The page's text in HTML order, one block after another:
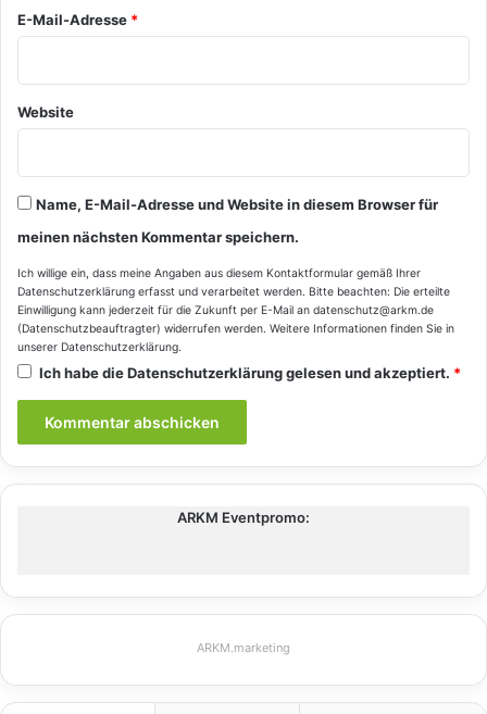
E-Mail-Adresse *
Website
Name, E-Mail-Adresse und Website in diesem Browser für
meinen nächsten Kommentar speichern.
Ich willige ein, dass meine Angaben aus diesem Kontaktformular gemäß Ihrer
Datenschutzerklärung erfasst und verarbeitet werden. Bitte beachten: Die erteilte
Einwilligung kann jederzeit für die Zukunft per E-Mail an datenschutz@arkm.de
(Datenschutzbeauftragter) widerrufen werden. Weitere Informationen finden Sie in
unserer Datenschutzerklärung.
Ich habe dieDatenschutzerklärunggelesen und akzeptiert. *
ARKM Eventpromo:
ARKM.marketing